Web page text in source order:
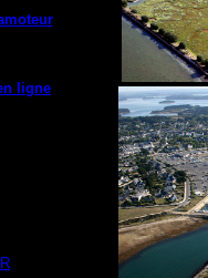
ligne